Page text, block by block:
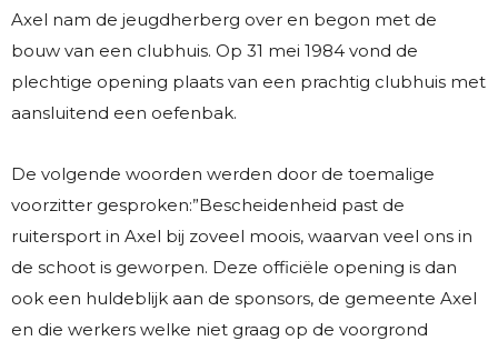
Axel nam de jeugdherberg over en begon met de
bouw van een clubhuis. Op 31 mei 1984 vond de
plechtige opening plaats van een prachtig clubhuis met
aansluitend een oefenbak.
De volgende woorden werden door de toemalige
voorzitter gesproken:”Bescheidenheid past de
ruitersport in Axel bij zoveel moois, waarvan veel ons in
de schoot is geworpen. Deze officiële opening is dan
ook een huldeblijk aan de sponsors, de gemeente Axel
en die werkers welke niet graag op de voorgrond